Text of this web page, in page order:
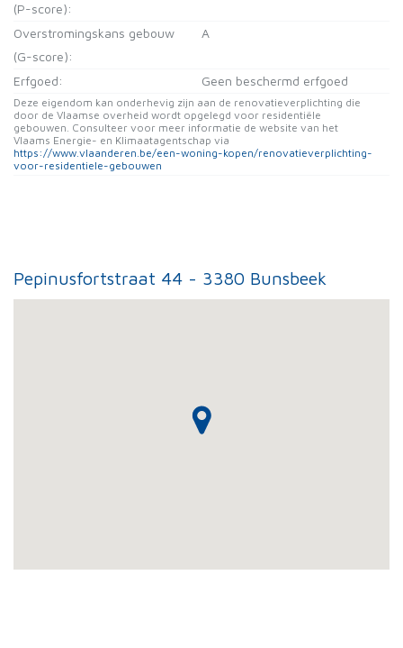
(P-score):
Overstromingskans gebouw
(G-score):
A
Erfgoed: Geen beschermd erfgoed
Deze eigendom kan onderhevig zijn aan de renovatieverplichting die
door de Vlaamse overheid wordt opgelegd voor residentiële
gebouwen. Consulteer voor meer informatie de website van het
Vlaams Energie- en Klimaatagentschap via
https://www.vlaanderen.be/een-woning-kopen/renovatieverplichting-
voor-residentiele-gebouwen
Pepinusfortstraat 44 - 3380 Bunsbeek